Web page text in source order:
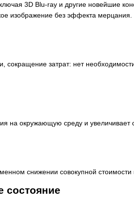
3D Blu-ray и другие новейшие
изображение без эффекта мерцания.
сокращение затрат: нет
на окружающую среду и увеличивает
снижении совокупной стоимости
состояние